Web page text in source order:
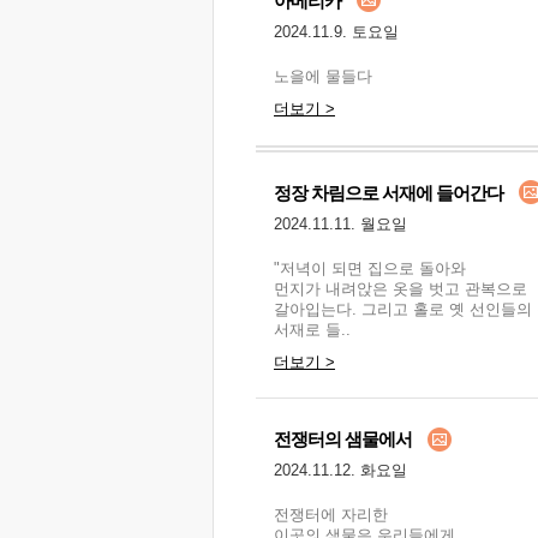
2024.11.9. 토요일
노을에 물들다
더보기 >
정장 차림으로 서재에 들어간다
2024.11.11. 월요일
"저녁이 되면 집으로 돌아와
먼지가 내려앉은 옷을 벗고 관복으로
갈아입는다. 그리고 홀로 옛 선인들의
서재로 들..
더보기 >
전쟁터의 샘물에서
2024.11.12. 화요일
전쟁터에 자리한